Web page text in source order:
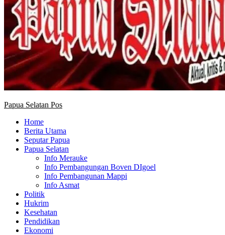
Papua Selatan Pos
Home
Berita Utama
Seputar Papua
Papua Selatan
Info Merauke
Info Pembangungan Boven DIgoel
Info Pembangunan Mappi
Info Asmat
Politik
Hukrim
Kesehatan
Pendidikan
Ekonomi